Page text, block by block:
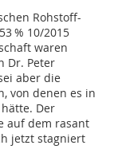
Rohstoff-
% 10/2015
waren
Dr. Peter
aber die
von denen es in
Der
auf dem rasant
jetzt stagniert